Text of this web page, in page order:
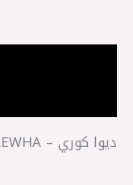
ديوا كوري – DAEWHA